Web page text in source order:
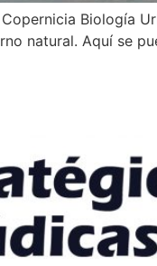
Biología
natural. Aquí se